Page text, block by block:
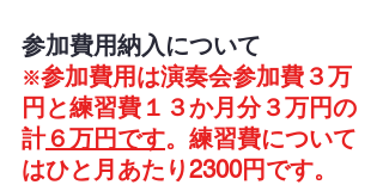
参加費用納入について
※参加費用は演奏会参加費３万
円と練習費１３か月分３万円の
計６万円です。練習費について
はひと月あたり2300円です。